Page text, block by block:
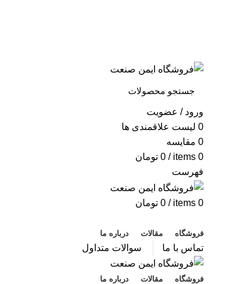
ورود / عضویت
0 لیست علاقمندی ها
0 مقایسه
0
items
/
0 تومان
فهرست
0
items
/
0 تومان
فروشگاه مقالات درباره ما
تماس با ما سوالات متداول
فروشگاه مقالات درباره ما